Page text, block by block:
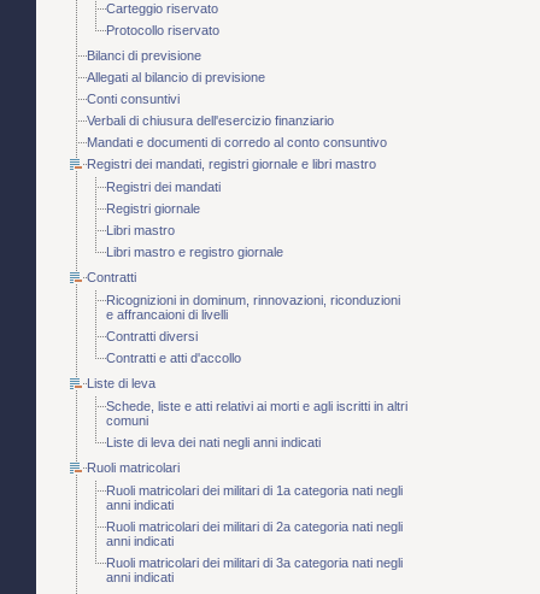
Carteggio riservato
Protocollo riservato
Bilanci di previsione
Allegati al bilancio di previsione
Conti consuntivi
Verbali di chiusura dell'esercizio finanziario
Mandati e documenti di corredo al conto consuntivo
Registri dei mandati, registri giornale e libri mastro
Registri dei mandati
Registri giornale
Libri mastro
Libri mastro e registro giornale
Contratti
Ricognizioni in dominum, rinnovazioni, riconduzioni
e affrancaioni di livelli
Contratti diversi
Contratti e atti d'accollo
Liste di leva
Schede, liste e atti relativi ai morti e agli iscritti in altri
comuni
Liste di leva dei nati negli anni indicati
Ruoli matricolari
Ruoli matricolari dei militari di 1a categoria nati negli
anni indicati
Ruoli matricolari dei militari di 2a categoria nati negli
anni indicati
Ruoli matricolari dei militari di 3a categoria nati negli
anni indicati